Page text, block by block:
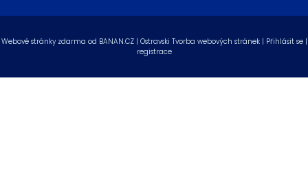
Webové stránky zdarma od BANAN.CZ| Ostravski Tvorba webových stránek | Přihlásit se |
registrace